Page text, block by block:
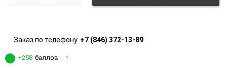
Заказ по телефону +7 (846) 372-13-89
+258 баллов ?